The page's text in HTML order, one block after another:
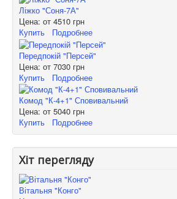
Ліжко "Соня-7А"
Цена: от 4510 грн
Купить
Подробнее
Передпокій "Персей"
Цена: от 7030 грн
Купить
Подробнее
Комод "К-4+1" Сповивальний
Цена: от 5040 грн
Купить
Подробнее
Хіт перегляду
Вітальня "Конго"